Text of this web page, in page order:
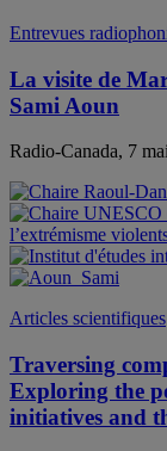
Entrevues
La visite de
Sami Aoun
Radio-Canada, 7
Articles scientifiques
Traversing
Exploring the
initiatives and